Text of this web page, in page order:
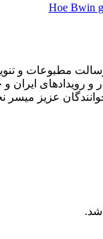
Hoe Bwin
مطبوعات و
و رویدادهای
عزیز میسر